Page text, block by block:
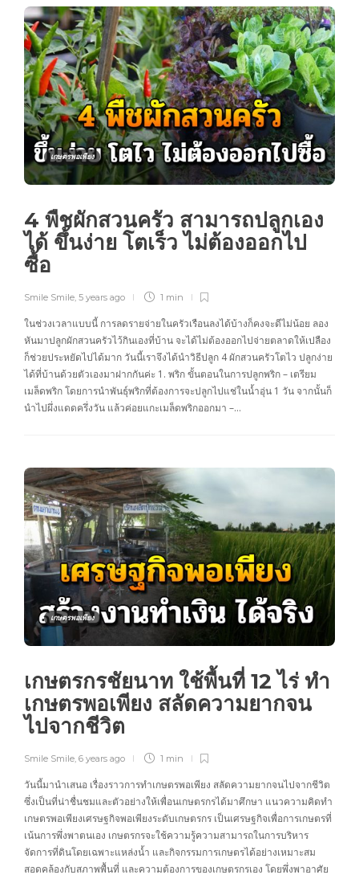
เกษตรพอเพียง
4 พืชผักสวนครัว สามารถปลูกเอง
ได้ ขึ้นง่าย โตเร็ว ไม่ต้องออกไป
ซื้อ
Smile Smile 5 years ago 1 min
ในช่วงเวลาแบบนี้ การลดรายจ่ายในครัวเรือนลงได้บ้างก็คงจะดีไม่น้อย ลอง
หันมาปลูกผักสวนครัวไว้กินเองที่บ้าน จะได้ไม่ต้องออกไปจ่ายตลาดให้เปลือง
ก็ช่วยประหยัดไปได้มาก วันนี้เราจึงได้นำวิธีปลูก 4 ผักสวนครัวโตไว ปลูกง่าย
ได้ที่บ้านด้วยตัวเองมาฝากกันค่ะ 1. พริก ขั้นตอนในการปลูกพริก – เตรียม
เมล็ดพริก โดยการนำพันธุ์พริกที่ต้องการจะปลูกไปแช่ในน้ำอุ่น 1 วัน จากนั้นก็
นำไปผึ่งแดดครึ่งวัน แล้วค่อยแกะเมล็ดพริกออกมา –…
เกษตรพอเพียง
เกษตรกรชัยนาท ใช้พื้นที่ 12 ไร่ ทำ
เกษตรพอเพียง สลัดความยากจน
ไปจากชีวิต
Smile Smile 6 years ago 1 min
วันนี้มานำเสนอ เรื่องราวการทำเกษตรพอเพียง สลัดความยากจนไปจากชีวิต
ซึ่งเป็นที่น่าชื่นชมและตัวอย่างให้เพื่อนเกษตรกรได้มาศึกษา แนวความคิดทำ
เกษตรพอเพียงเศรษฐกิจพอเพียงระดับเกษตรกร เป็นเศรษฐกิจเพื่อการเกษตรที่
เน้นการพึ่งพาตนเอง เกษตรกรจะใช้ความรู้ความสามารถในการบริหาร
จัดการที่ดินโดยเฉพาะแหล่งน้ำ และกิจกรรมการเกษตรได้อย่างเหมาะสม
สอดคล้องกับสภาพพื้นที่ และความต้องการของเกษตรกรเอง โดยพึ่งพาอาศัย